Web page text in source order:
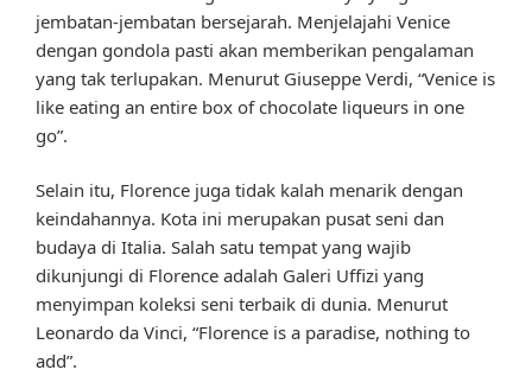
jembatan-jembatan bersejarah. Menjelajahi Venice
dengan gondola pasti akan memberikan pengalaman
yang tak terlupakan. Menurut Giuseppe Verdi, “Venice is
like eating an entire box of chocolate liqueurs in one
go”.
Selain itu, Florence juga tidak kalah menarik dengan
keindahannya. Kota ini merupakan pusat seni dan
budaya di Italia. Salah satu tempat yang wajib
dikunjungi di Florence adalah Galeri Uffizi yang
menyimpan koleksi seni terbaik di dunia. Menurut
Leonardo da Vinci, “Florence is a paradise, nothing to
add”.